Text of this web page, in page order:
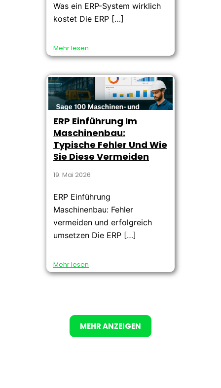
Was ein ERP-System wirklich
kostet Die ERP […]
Mehr lesen
ERP Einführung Im
Maschinenbau:
Typische Fehler Und Wie
Sie Diese Vermeiden
19. Mai 2026
ERP Einführung
Maschinenbau: Fehler
vermeiden und erfolgreich
umsetzen Die ERP […]
Mehr lesen
MEHR ANZEIGEN